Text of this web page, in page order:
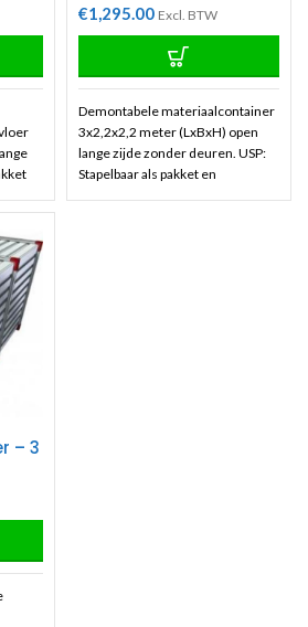
een
€1,295.00 Excl. BTW
Demontabele materiaalcontainer
3x2,2x2,2 meter (LxBxH) open
lange zijde zonder deuren. USP:
Stapelbaar als pakket en
– 3